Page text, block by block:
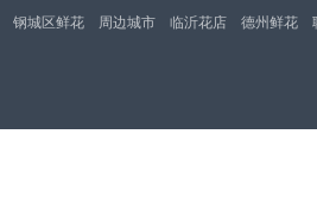
钢城区鲜花 周边城市 临沂花店 德州鲜花